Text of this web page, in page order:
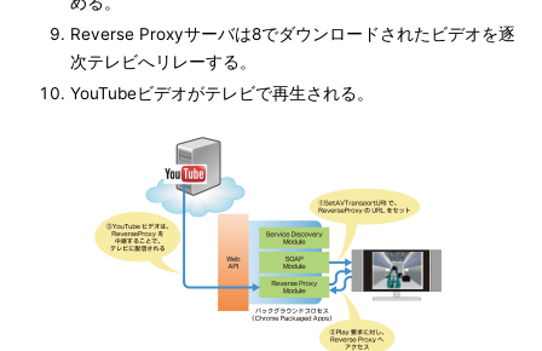
Reverse Proxyサーバは8でダウンロードされたビデオを逐
次テレビへリレーする。
YouTubeビデオがテレビで再生される。